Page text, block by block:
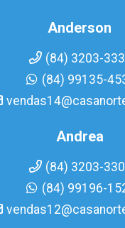
Anderson
(84) 3203-
(84) 99135-
Andrea
(84) 3203-
(84) 99196-